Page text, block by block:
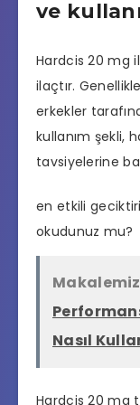
ve
Hardcis 20 mg
ilaçtır.
erkekler
kullanım şekli,
tavsiyelerine
en etkili
okudunuz mu?
Nasıl
Hardcis 20 mg